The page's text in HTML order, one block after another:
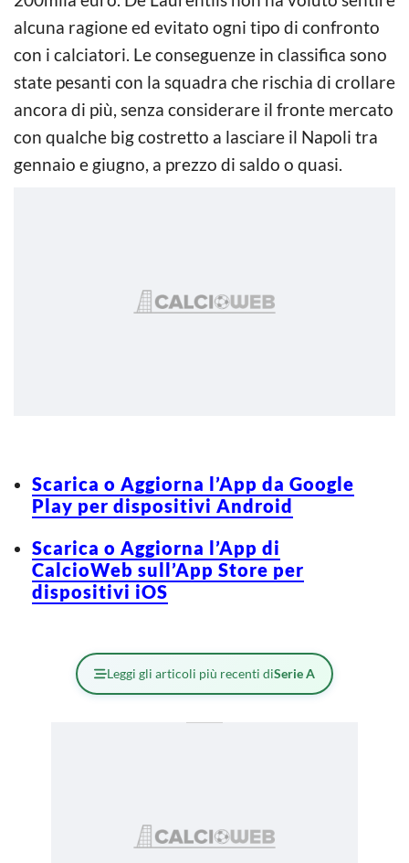
alcuna ragione ed evitato ogni tipo di confronto
con i calciatori. Le conseguenze in classifica sono
state pesanti con la squadra che rischia di crollare
ancora di più, senza considerare il fronte mercato
con qualche big costretto a lasciare il Napoli tra
gennaio e giugno, a prezzo di saldo o quasi.
Scarica o Aggiorna l’App da Google
Play per dispositivi Android
Scarica o Aggiorna l’App di
CalcioWeb sull’App Store per
dispositivi iOS
Leggi gli articoli più recenti diSerie A